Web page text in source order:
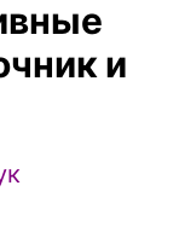
и